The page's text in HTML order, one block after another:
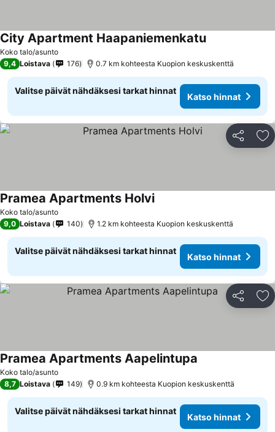
Koko talo/asunto
City Apartment HaapaniemenkatuKatso hinnat
9,4 Loistava 176 0.7 km kohteesta Kuopion keskuskenttä
Valitse päivät nähdäksesi tarkat hinnat
Katso hinnat
Jaa
Koko talo/asunto
Pramea Apartments HolviKatso hinnat
9,0 Loistava 140 1.2 km kohteesta Kuopion keskuskenttä
Valitse päivät nähdäksesi tarkat hinnat
Katso hinnat
Jaa
Koko talo/asunto
Pramea Apartments Aapelintupa
8,7 Loistava 149 0.9 km kohteesta Kuopion keskuskenttä
Valitse päivät nähdäksesi tarkat hinnat
Katso hinnat